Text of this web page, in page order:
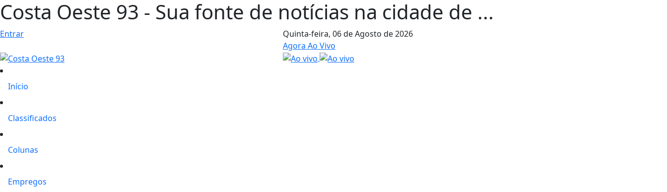
Costa Oeste 93 - Sua fonte de notícias na cidade de ...
Entrar Quinta-feira, 06 de Agosto de 2026
Agora Ao Vivo
Início
Classificados
Colunas
Empregos